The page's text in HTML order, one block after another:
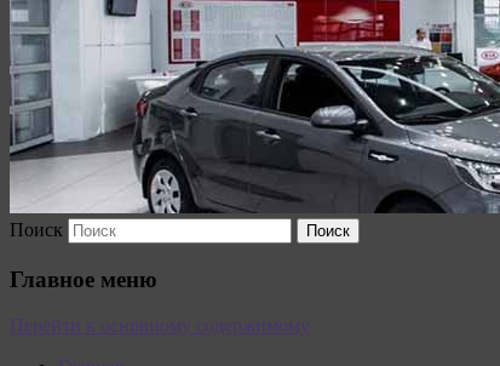
Поиск
Главное меню
Перейти к основному содержимому